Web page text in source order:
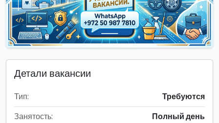
Детали вакансии
Тип:
Требуются
Занятость:
Полный день